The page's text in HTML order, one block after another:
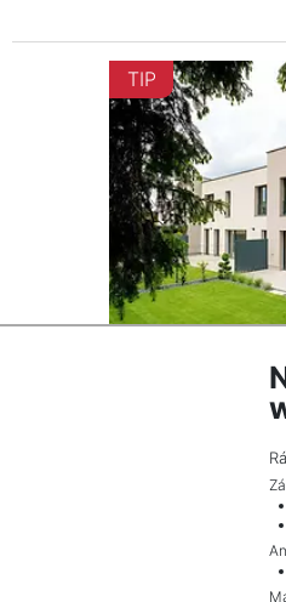
TIP
Dům na prodej /
21 800 000 Kč